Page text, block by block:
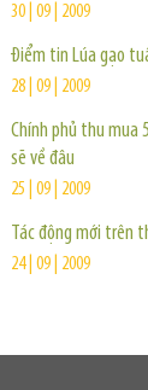
30 | 09 | 2009
Điểm tin Lúa gạo
28 | 09 | 2009
Chính phủ thu mua
sẽ về đâu
25 | 09 | 2009
Tác động mới trên
24 | 09 | 2009